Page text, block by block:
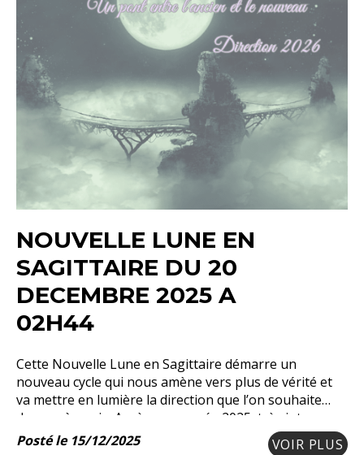
NOUVELLE LUNE EN
SAGITTAIRE DU 20
DECEMBRE 2025 A
02H44
Cette Nouvelle Lune en Sagittaire démarre un
nouveau cycle qui nous amène vers plus de vérité et
va mettre en lumière la direction que l’on souhaite
donner à sa vie. Après une année 2025 très intense
sur le plan émotionnel et énergétique, cette
Posté le 15/12/2025
VOIR PLUS